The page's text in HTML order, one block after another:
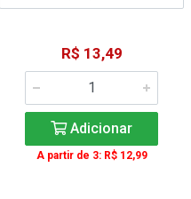
R$ 13,49
Adicionar
A partir de 3: R$ 12,99